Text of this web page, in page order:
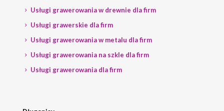
Usługi grawerowania w drewnie dla firm
Usługi grawerskie dla firm
Usługi grawerowania w metalu dla firm
Usługi grawerowania na szkle dla firm
Usługi grawerowania dla firm